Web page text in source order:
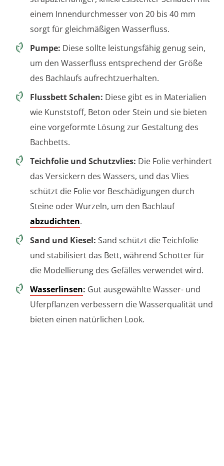
einem Innendurchmesser von 20 bis 40 mm
sorgt für gleichmäßigen Wasserfluss.
Pumpe: Diese sollte leistungsfähig genug sein,
um den Wasserfluss entsprechend der Größe
des Bachlaufs aufrechtzuerhalten.
Flussbett Schalen: Diese gibt es in Materialien
wie Kunststoff, Beton oder Stein und sie bieten
eine vorgeformte Lösung zur Gestaltung des
Bachbetts.
Teichfolie und Schutzvlies: Die Folie verhindert
das Versickern des Wassers, und das Vlies
schützt die Folie vor Beschädigungen durch
Steine oder Wurzeln, um den Bachlauf
abzudichten.
Sand und Kiesel: Sand schützt die Teichfolie
und stabilisiert das Bett, während Schotter für
die Modellierung des Gefälles verwendet wird.
Wasserlinsen: Gut ausgewählte Wasser- und
Uferpflanzen verbessern die Wasserqualität und
bieten einen natürlichen Look.